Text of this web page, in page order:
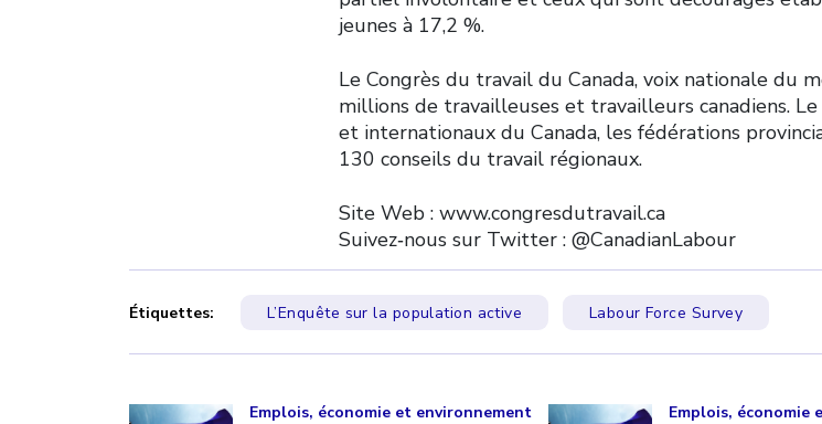
jeunes à 17,2 %.
Le Congrès du travail du Canada, voix nationale du
millions de travailleuses et travailleurs canadiens.
et internationaux du Canada, les fédérations
130 conseils du travail régionaux.
Site Web : www.congresdutravail.ca
Suivez‑nous sur Twitter : @CanadianLabour
Étiquettes: L’Enquête sur la population active Labour Force Survey
Emplois, économie et environnement Emplois, économie